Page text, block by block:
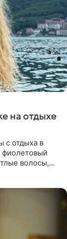
на отдыхе
с отдыха в
фиолетовый
волосы,